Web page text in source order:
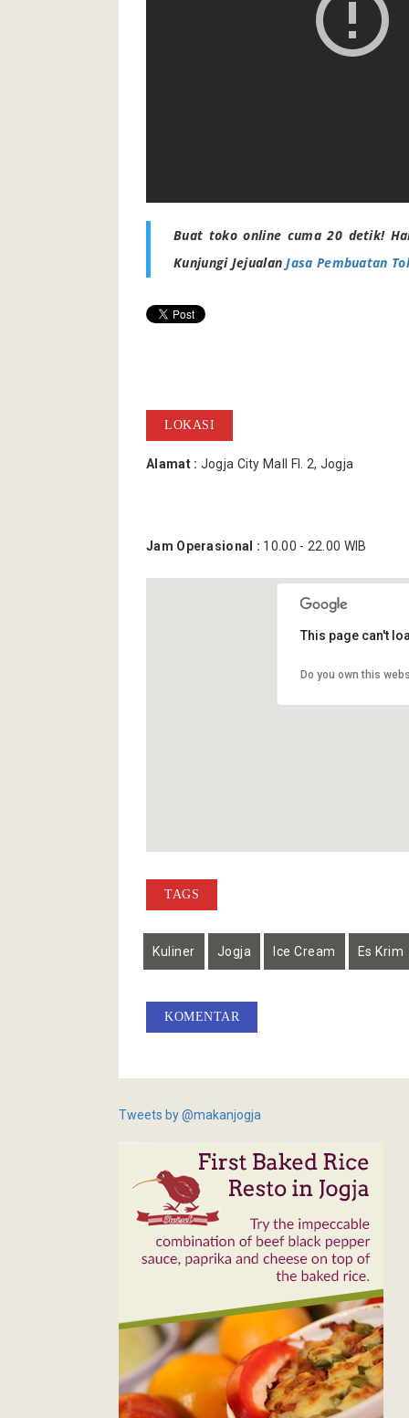
Buat toko online cuma 20 detik!
Kunjungi JejualanJasa Pembuatan
LOKASI
Alamat : Jogja City Mall Fl. 2, Jogja
Jam Operasional : 10.00 - 22.00 WIB
This page can't
Do you own this
TAGS
Kuliner Jogja Ice Cream Es Krim
KOMENTAR
Tweets by @makanjogja